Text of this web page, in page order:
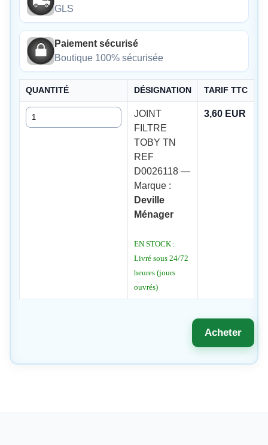
GLS
Paiement sécurisé
Boutique 100% sécurisée
QUANTITÉ DÉSIGNATION TARIF TTC
Quantité
JOINT
FILTRE
TOBY TN
REF
D0026118 —
Marque :
Deville
Ménager
EN STOCK :
Livré sous 24/72
heures (jours
ouvrés)
3,60 EUR
Acheter